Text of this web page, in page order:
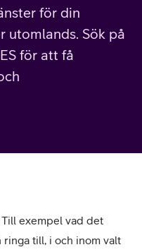
för din
utomlands. Sök på
för att få
exempel vad det
ringa till, i och inom valt